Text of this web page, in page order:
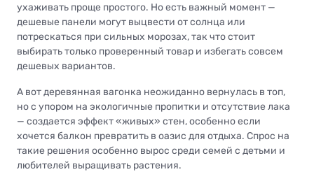
ухаживать проще простого. Но есть важный момент —
дешевые панели могут выцвести от солнца или
потрескаться при сильных морозах, так что стоит
выбирать только проверенный товар и избегать совсем
дешевых вариантов.
А вот деревянная вагонка неожиданно вернулась в топ,
но с упором на экологичные пропитки и отсутствие лака
— создается эффект «живых» стен, особенно если
хочется балкон превратить в оазис для отдыха. Спрос на
такие решения особенно вырос среди семей с детьми и
любителей выращивать растения.